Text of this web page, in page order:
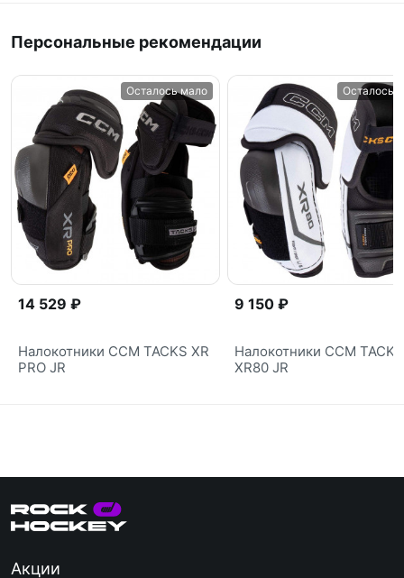
Персональные рекомендации
Осталось мало
14 529 ₽
Налокотники CCM TACKS XR
PRO JR
Осталось
9 150 ₽
Налокотники CCM TACKS
XR80 JR
Акции